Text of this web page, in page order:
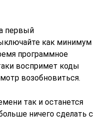
первый
как минимум
программное
воспримет коды
возобновиться.
так и останется
ничего сделать с